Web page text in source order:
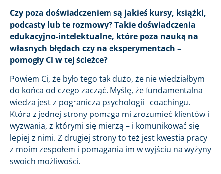
Czy poza doświadczeniem są jakieś kursy, książki,
podcasty lub te rozmowy? Takie doświadczenia
edukacyjno-intelektualne, które poza nauką na
własnych błędach czy na eksperymentach –
pomogły Ci w tej ścieżce?
Powiem Ci, że było tego tak dużo, że nie wiedziałbym
do końca od czego zacząć. Myślę, że fundamentalna
wiedza jest z pogranicza psychologii i coachingu.
Która z jednej strony pomaga mi zrozumieć klientów i
wyzwania, z którymi się mierzą – i komunikować się
lepiej z nimi. Z drugiej strony to też jest kwestia pracy
z moim zespołem i pomagania im w wyjściu na wyżyny
swoich możliwości.